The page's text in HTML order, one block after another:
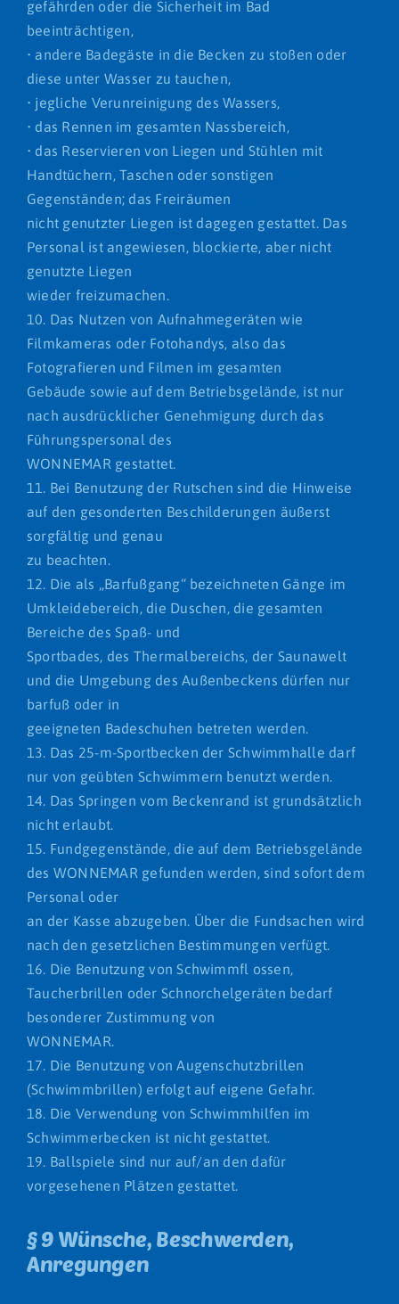
gefährden oder die Sicherheit im Bad
beeinträchtigen,
• andere Badegäste in die Becken zu stoßen oder
diese unter Wasser zu tauchen,
• jegliche Verunreinigung des Wassers,
• das Rennen im gesamten Nassbereich,
• das Reservieren von Liegen und Stühlen mit
Handtüchern, Taschen oder sonstigen
Gegenständen; das Freiräumen
nicht genutzter Liegen ist dagegen gestattet. Das
Personal ist angewiesen, blockierte, aber nicht
genutzte Liegen
wieder freizumachen.
10. Das Nutzen von Aufnahmegeräten wie
Filmkameras oder Fotohandys, also das
Fotografieren und Filmen im gesamten
Gebäude sowie auf dem Betriebsgelände, ist nur
nach ausdrücklicher Genehmigung durch das
Führungspersonal des
WONNEMAR gestattet.
11. Bei Benutzung der Rutschen sind die Hinweise
auf den gesonderten Beschilderungen äußerst
sorgfältig und genau
zu beachten.
12. Die als „Barfußgang“ bezeichneten Gänge im
Umkleidebereich, die Duschen, die gesamten
Bereiche des Spaß- und
Sportbades, des Thermalbereichs, der Saunawelt
und die Umgebung des Außenbeckens dürfen nur
barfuß oder in
geeigneten Badeschuhen betreten werden.
13. Das 25-m-Sportbecken der Schwimmhalle darf
nur von geübten Schwimmern benutzt werden.
14. Das Springen vom Beckenrand ist grundsätzlich
nicht erlaubt.
15. Fundgegenstände, die auf dem Betriebsgelände
des WONNEMAR gefunden werden, sind sofort dem
Personal oder
an der Kasse abzugeben. Über die Fundsachen wird
nach den gesetzlichen Bestimmungen verfügt.
16. Die Benutzung von Schwimmfl ossen,
Taucherbrillen oder Schnorchelgeräten bedarf
besonderer Zustimmung von
WONNEMAR.
17. Die Benutzung von Augenschutzbrillen
(Schwimmbrillen) erfolgt auf eigene Gefahr.
18. Die Verwendung von Schwimmhilfen im
Schwimmerbecken ist nicht gestattet.
19. Ballspiele sind nur auf/an den dafür
vorgesehenen Plätzen gestattet.
§ 9 Wünsche, Beschwerden,
Anregungen